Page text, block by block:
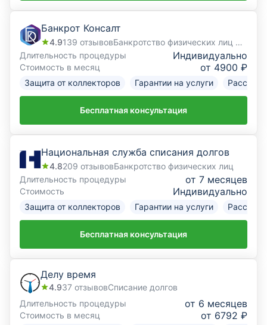
Банкрот Консалт
4.9139 отзывов
Банкротство физических лиц под ключ
Длительность процедуры
Индивидуально
Стоимость в месяц от 4900 ₽
Защита от коллекторов Гарантии на услуги
Бесплатная консультация
Национальная служба списания долгов
4.8209 отзывовБанкротство физических лиц
Длительность процедуры
от 7 месяцев
Стоимость Индивидуально
Защита от коллекторов Гарантии на услуги
Бесплатная консультация
Делу время
4.937 отзывовСписание долгов
Длительность процедуры
от 6 месяцев
Стоимость в месяц от 6792 ₽